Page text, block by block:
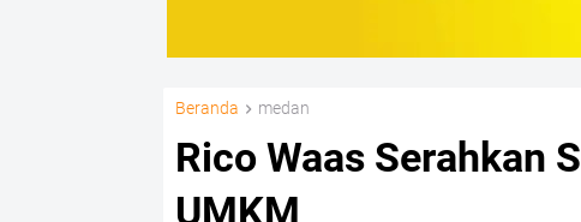
Beranda medan
Rico Waas Serahkan
UMKM